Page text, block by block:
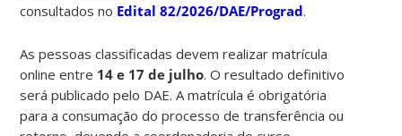
consultados no Edital 82/2026/DAE/Prograd.
As pessoas classificadas devem realizar matrícula
online entre 14 e 17 de julho. O resultado definitivo
será publicado pelo DAE. A matrícula é obrigatória
para a consumação do processo de transferência ou